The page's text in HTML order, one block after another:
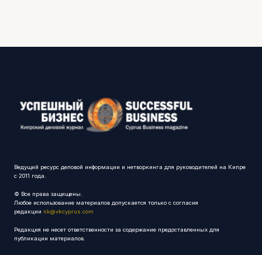
Ведущий ресурс деловой информации и нетворкинга для руководителей на Кипре
с 2011 года.
© Все права защищены.
Любое использование материалов допускается только с согласия
редакции nk@vkcyprus.com
Редакция не несет ответственности за содержание предоставленных для
публикации материалов.